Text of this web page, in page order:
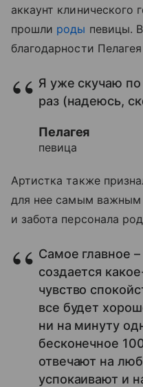
аккаунт клинического
прошли роды певицы.
благодарности
Я уже скучаю
раз (надеюсь,
Пелагея
певица
Артистка также
для нее самым важным
и забота персонала
Самое главное –
создается
чувство
все будет
ни на минуту
бесконечное
отвечают на
успокаивают и